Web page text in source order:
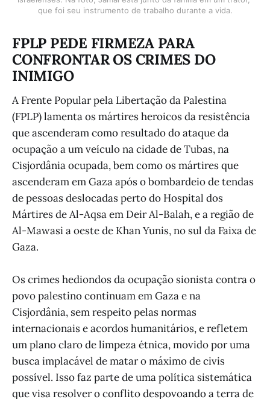
que foi seu instrumento de trabalho durante a vida.
FPLP PEDE FIRMEZA PARA
CONFRONTAR OS CRIMES DO
INIMIGO
A Frente Popular pela Libertação da Palestina
(FPLP) lamenta os mártires heroicos da resistência
que ascenderam como resultado do ataque da
ocupação a um veículo na cidade de Tubas, na
Cisjordânia ocupada, bem como os mártires que
ascenderam em Gaza após o bombardeio de tendas
de pessoas deslocadas perto do Hospital dos
Mártires de Al-Aqsa em Deir Al-Balah, e a região de
Al-Mawasi a oeste de Khan Yunis, no sul da Faixa de
Gaza.
Os crimes hediondos da ocupação sionista contra o
povo palestino continuam em Gaza e na
Cisjordânia, sem respeito pelas normas
internacionais e acordos humanitários, e refletem
um plano claro de limpeza étnica, movido por uma
busca implacável de matar o máximo de civis
possível. Isso faz parte de uma política sistemática
que visa resolver o conflito despovoando a terra de